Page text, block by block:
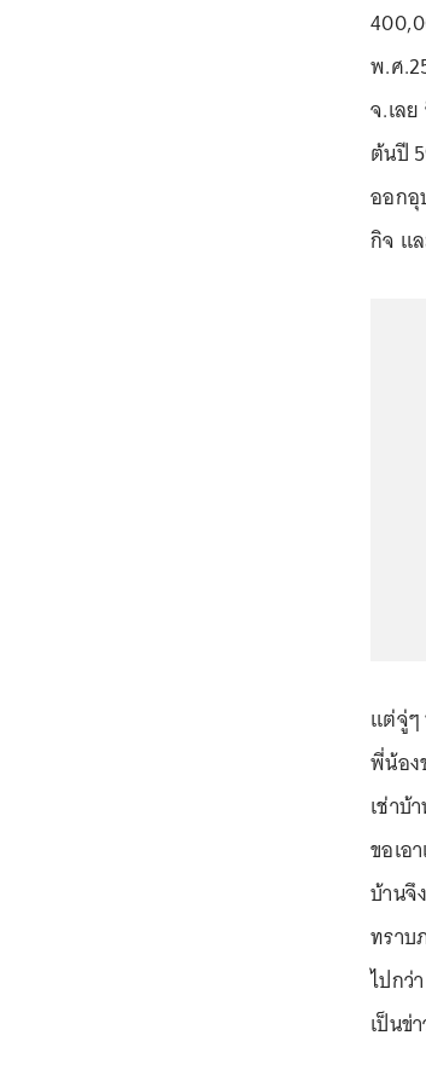
พ.ศ
จ.เล
ต้นปี
ออกอุ
กิจ แ
แต่จู่ๆ
พี่น้อง
เช่าบ้
ขอเอ
บ้านจึ
ทราบ
ไปกว่
เป็นข่